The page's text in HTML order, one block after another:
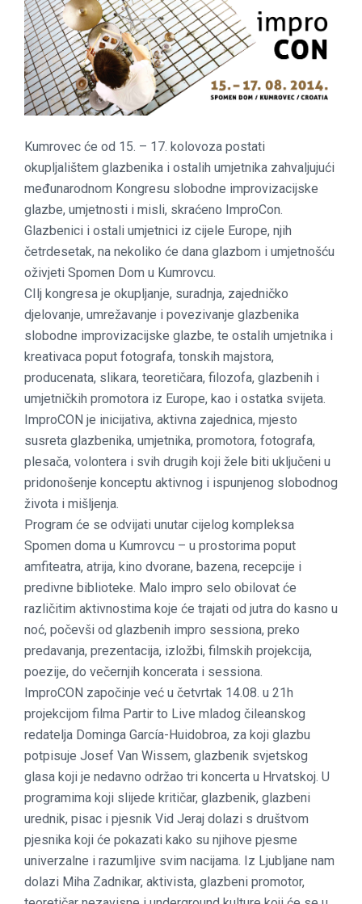
Kumrovec će od 15. – 17. kolovoza postati
okupljalištem glazbenika i ostalih umjetnika zahvaljujući
međunarodnom Kongresu slobodne improvizacijske
glazbe, umjetnosti i misli, skraćeno ImproCon.
Glazbenici i ostali umjetnici iz cijele Europe, njih
četrdesetak, na nekoliko će dana glazbom i umjetnošću
oživjeti Spomen Dom u Kumrovcu.
CIlj kongresa je okupljanje, suradnja, zajedničko
djelovanje, umrežavanje i povezivanje glazbenika
slobodne improvizacijske glazbe, te ostalih umjetnika i
kreativaca poput fotografa, tonskih majstora,
producenata, slikara, teoretičara, filozofa, glazbenih i
umjetničkih promotora iz Europe, kao i ostatka svijeta.
ImproCON je inicijativa, aktivna zajednica, mjesto
susreta glazbenika, umjetnika, promotora, fotografa,
plesača, volontera i svih drugih koji žele biti uključeni u
pridonošenje konceptu aktivnog i ispunjenog slobodnog
života i mišljenja.
Program će se odvijati unutar cijelog kompleksa
Spomen doma u Kumrovcu – u prostorima poput
amfiteatra, atrija, kino dvorane, bazena, recepcije i
predivne biblioteke. Malo impro selo obilovat će
različitim aktivnostima koje će trajati od jutra do kasno u
noć, počevši od glazbenih impro sessiona, preko
predavanja, prezentacija, izložbi, filmskih projekcija,
poezije, do večernjih koncerata i sessiona.
ImproCON započinje već u četvrtak 14.08. u 21h
projekcijom filma Partir to Live mladog čileanskog
redatelja Dominga García-Huidobroa, za koji glazbu
potpisuje Josef Van Wissem, glazbenik svjetskog
glasa koji je nedavno održao tri koncerta u Hrvatskoj. U
programima koji slijede kritičar, glazbenik, glazbeni
urednik, pisac i pjesnik Vid Jeraj dolazi s društvom
pjesnika koji će pokazati kako su njihove pjesme
univerzalne i razumljive svim nacijama. Iz Ljubljane nam
dolazi Miha Zadnikar, aktivista, glazbeni promotor,